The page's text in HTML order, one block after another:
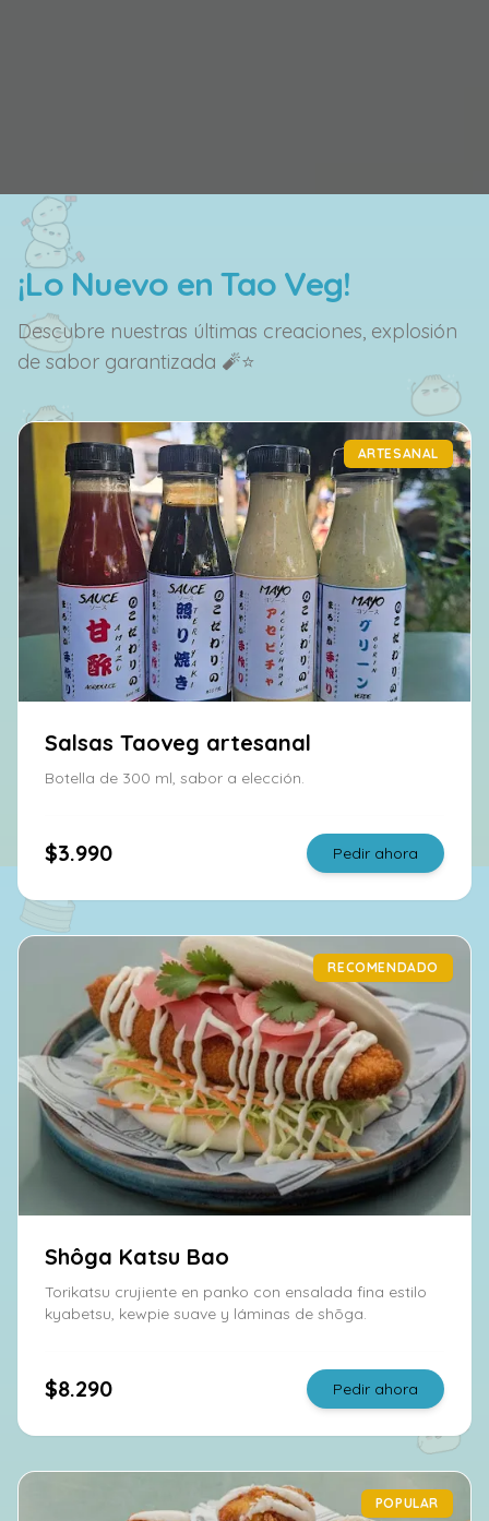
¡Lo Nuevo en Tao Veg!
Descubre nuestras últimas creaciones, explosión
de sabor garantizada 🧨⭐
ARTESANAL
Salsas Taoveg artesanal
Botella de 300 ml, sabor a elección.
$3.990 Pedir ahora
RECOMENDADO
Shôga Katsu Bao
Torikatsu crujiente en panko con ensalada fina estilo
kyabetsu, kewpie suave y láminas de shõga.
$8.290 Pedir ahora
POPULAR